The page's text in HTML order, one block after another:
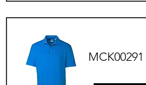
MCK00291